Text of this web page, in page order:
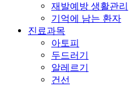
재발예방 생활관리
기억에 남는 환자
진료과목
아토피
두드러기
알레르기
건선